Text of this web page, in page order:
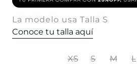
La modelo usa Talla S
Conoce tu talla aquí
XS S M L